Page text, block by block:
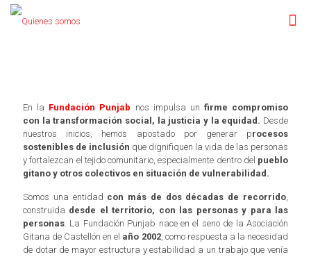
En la Fundación Punjab nos impulsa un firme compromiso
con la transformación social, la justicia y la equidad. Desde
nuestros inicios, hemos apostado por generar procesos
sostenibles de inclusión que dignifiquen la vida de las personas
y fortalezcan el tejido comunitario, especialmente dentro del pueblo
gitano y otros colectivos en situación de vulnerabilidad.
Somos una entidad con más de dos décadas de recorrido,
construida desde el territorio, con las personas y para las
personas. La Fundación Punjab nace en el seno de la Asociación
Gitana de Castellón en el año 2002, como respuesta a la necesidad
de dotar de mayor estructura y estabilidad a un trabajo que venía